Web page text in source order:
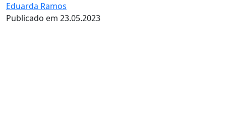
Eduarda Ramos
Publicado em 23.05.2023